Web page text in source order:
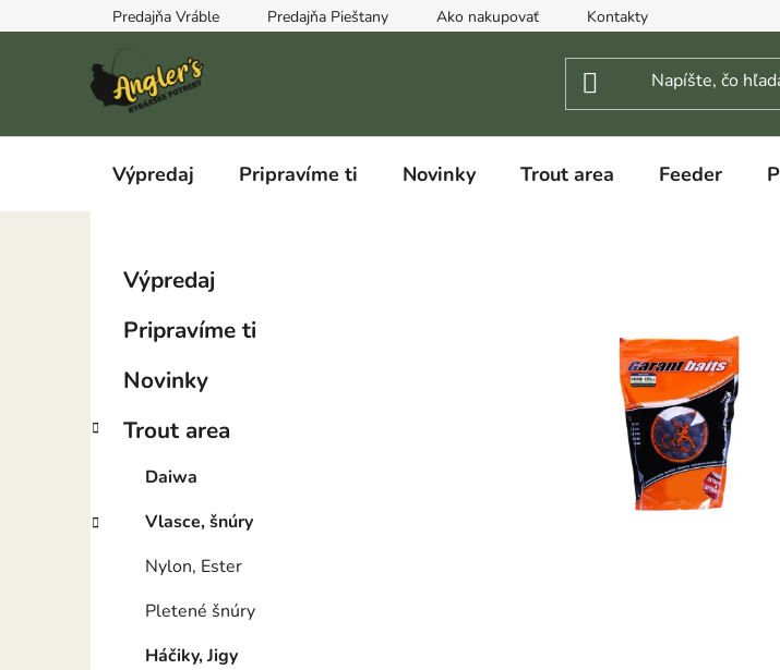
na
Predajňa Vráble Predajňa Pieštany Ako nakupovať Kontakty
Výpredaj Pripravíme ti Novinky Trout area Feeder
a
l
Preskočiť
kategórie
i
Výpredaj
Pripravíme ti
Novinky
Trout area
Daiwa
Vlasce, šnúry
Nylon, Ester
Pletené šnúry
Háčiky, Jigy